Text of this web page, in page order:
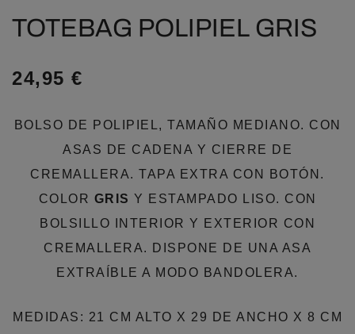
TOTEBAG POLIPIEL GRIS
24,95 €
BOLSO DE POLIPIEL, TAMAÑO MEDIANO. CON
ASAS DE CADENA Y CIERRE DE
CREMALLERA. TAPA EXTRA CON BOTÓN.
COLOR GRIS Y ESTAMPADO LISO. CON
BOLSILLO INTERIOR Y EXTERIOR CON
CREMALLERA. DISPONE DE UNA ASA
EXTRAÍBLE A MODO BANDOLERA.
MEDIDAS: 21 CM ALTO X 29 DE ANCHO X 8 CM